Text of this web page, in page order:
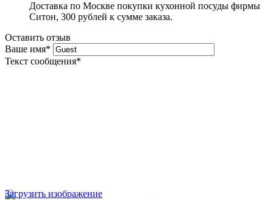
Доставка по Москве покупки кухонной посуды фирмы
Ситон, 300 рублей к сумме заказа.
Оставить отзыв
Ваше имя*
Текст сообщения*
Загрузить изображение